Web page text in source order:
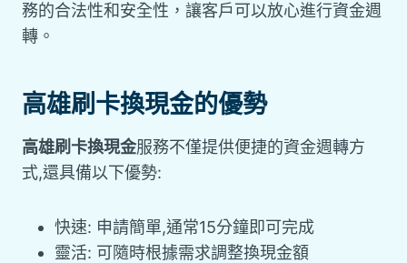
務的合法性和安全性，讓客戶可以放心進行資金週
轉。
高雄刷卡換現金的優勢
高雄刷卡換現金服務不僅提供便捷的資金週轉方
式,還具備以下優勢:
快速: 申請簡單,通常15分鐘即可完成
靈活: 可隨時根據需求調整換現金額